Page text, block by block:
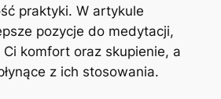
praktyki. W artykule
pozycje do medytacji,
komfort oraz skupienie, a
z ich stosowania.